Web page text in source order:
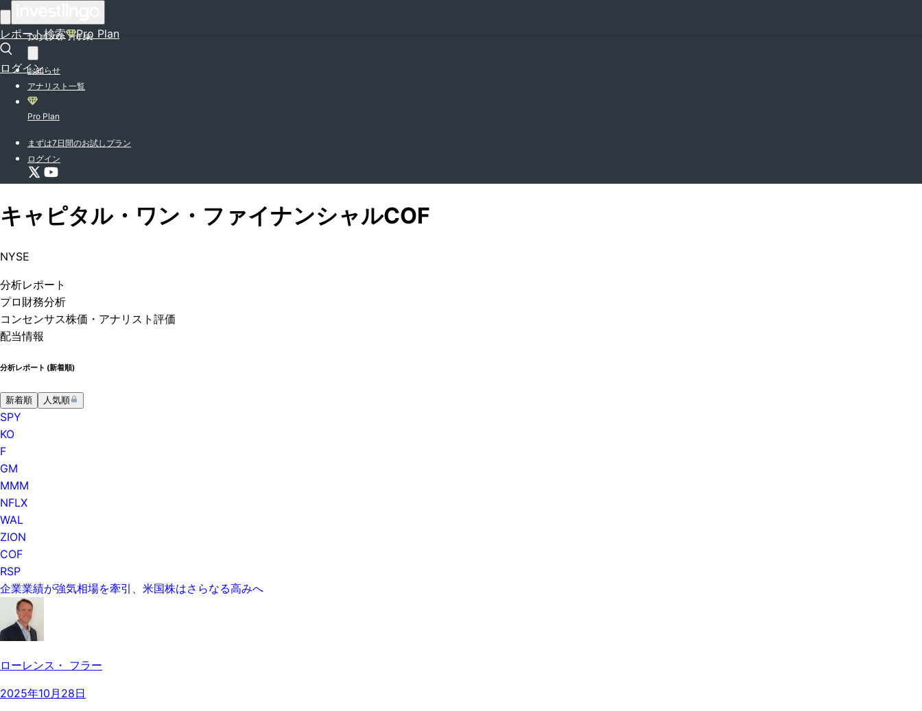
レポート検索 Pro Plan
ログイン
投資入門特集
お知らせ
アナリスト一覧
Pro Plan
まずは7日間のお試しプラン
ログイン
キャピタル・ワン・ファイナンシャルCOF
NYSE
分析レポート
プロ 財務分析
コンセンサス株価 ・アナリスト評価
配当情報
分析レポート (新着順)
新着順 人気順
SPY
KO
F
GM
MMM
NFLX
WAL
ZION
COF
RSP
企業業績が強気相場を牽引、米国株はさらなる高みへ
ローレンス・ フラー
2025年10月28日